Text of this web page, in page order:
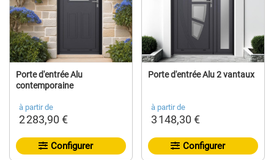
Porte d'entrée Alu
contemporaine
à partir de
2 283,90 €
Configurer
Porte d'entrée Alu 2 vantaux
à partir de
3 148,30 €
Configurer